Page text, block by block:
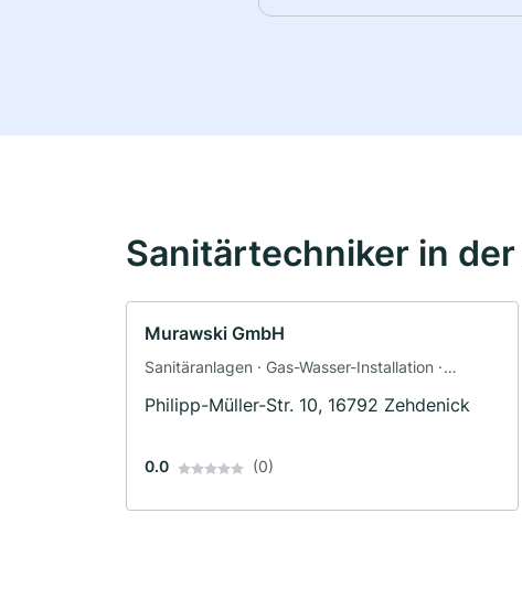
Sanitärtechniker in der
Murawski GmbH
Sanitäranlagen · Gas-Wasser-Installation ·
Sanitärinstallateur
Philipp-Müller-Str. 10, 16792 Zehdenick
0.0 (0)